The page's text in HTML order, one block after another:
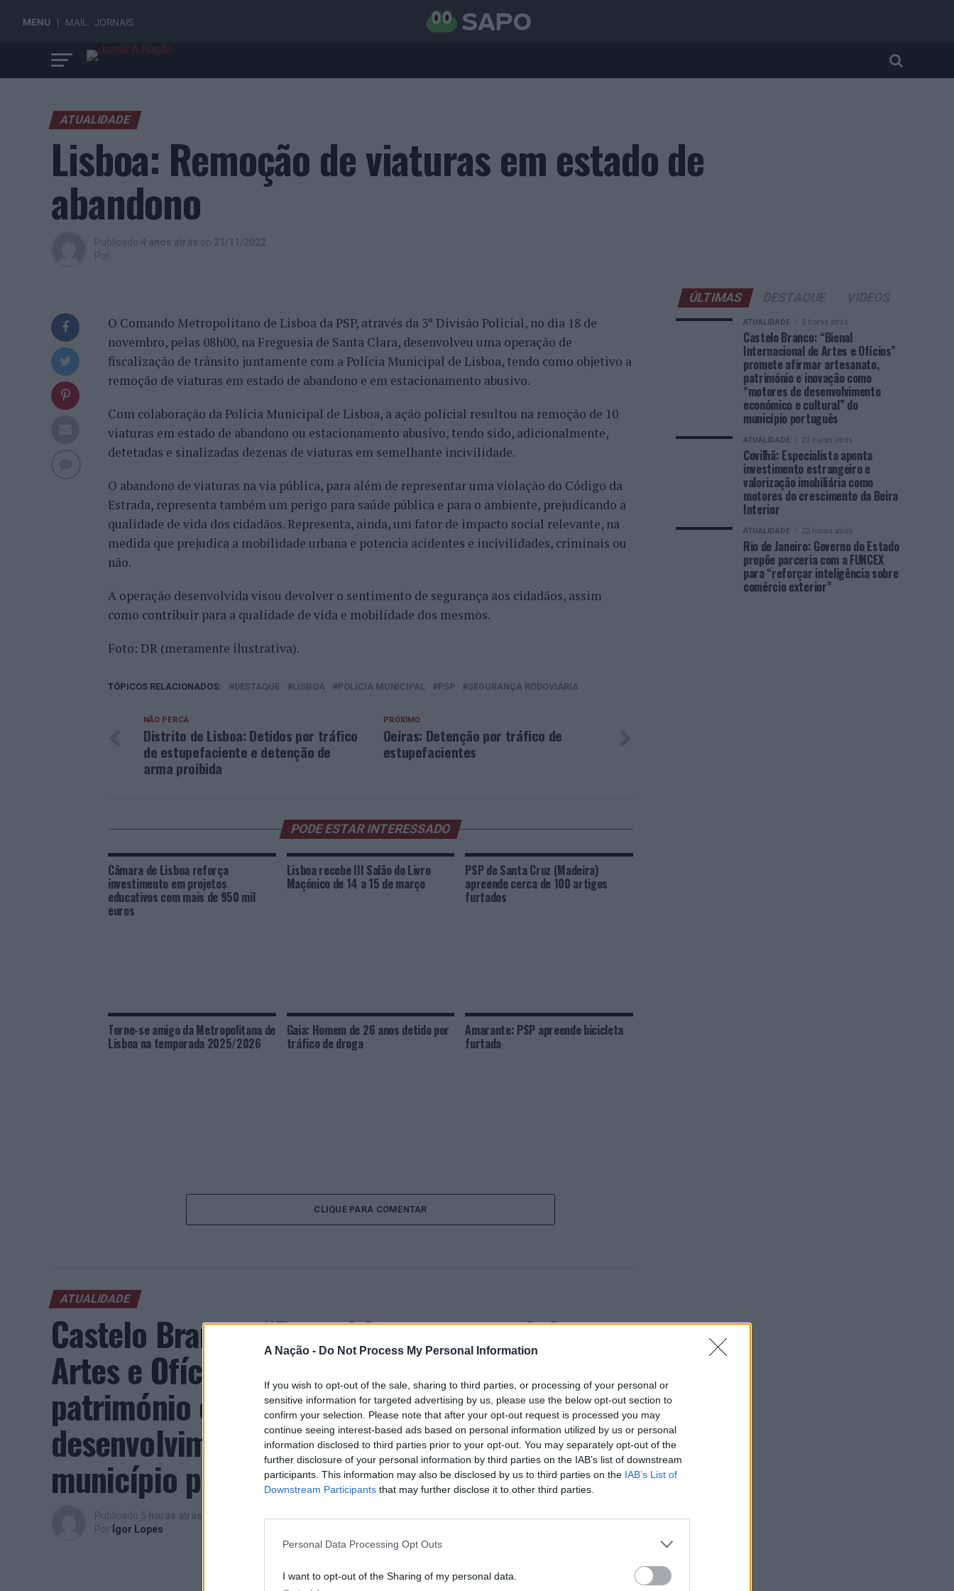
A Nação - Do Not Process My Personal Information
If you wish to opt-out of the sale, sharing to third parties, or processing of your personal or
sensitive information for targeted advertising by us, please use the below opt-out section to
confirm your selection. Please note that after your opt-out request is processed you may
continue seeing interest-based ads based on personal information utilized by us or personal
information disclosed to third parties prior to your opt-out. You may separately opt-out of the
further disclosure of your personal information by third parties on the IAB’s list of downstream
participants. This information may also be disclosed by us to third parties on the IAB’s List of
Downstream Participants that may further disclose it to other third parties.
Personal Data Processing Opt Outs
I want to opt-out of the Sharing of my personal data.
MENU MAIL JORNAIS
ATUALIDADE
Lisboa: Remoção de viaturas em estado de
abandono
Publicado 4 anos atrás on 21/11/2022
Por
O Comando Metropolitano de Lisboa da PSP, através da 3ª Divisão Policial, no dia 18 de
novembro, pelas 08h00, na Freguesia de Santa Clara, desenvolveu uma operação de
fiscalização de trânsito juntamente com a Polícia Municipal de Lisboa, tendo como objetivo a
remoção de viaturas em estado de abandono e em estacionamento abusivo.
Com colaboração da Polícia Municipal de Lisboa, a ação policial resultou na remoção de 10
viaturas em estado de abandono ou estacionamento abusivo, tendo sido, adicionalmente,
detetadas e sinalizadas dezenas de viaturas em semelhante incivilidade.
O abandono de viaturas na via pública, para além de representar uma violação do Código da
Estrada, representa também um perigo para saúde pública e para o ambiente, prejudicando a
qualidade de vida dos cidadãos. Representa, ainda, um fator de impacto social relevante, na
medida que prejudica a mobilidade urbana e potencia acidentes e incivilidades, criminais ou
não.
A operação desenvolvida visou devolver o sentimento de segurança aos cidadãos, assim
como contribuir para a qualidade de vida e mobilidade dos mesmos.
Foto: DR (meramente ilustrativa).
TÓPICOS RELACIONADOS: DESTAQUE LISBOA POLÍCIA MUNICIPAL PSP SEGURANÇA RODOVIÁRIA
PRÓXIMO
Oeiras: Detenção por tráfico de
estupefacientes
NÃO PERCA
Distrito de Lisboa: Detidos por tráfico
de estupefaciente e detenção de
arma proibida
PODE ESTAR INTERESSADO
Câmara de Lisboa reforça
investimento em projetos
educativos com mais de 950 mil
euros
Lisboa recebe III Salão do Livro
Maçónico de 14 a 15 de março
PSP de Santa Cruz (Madeira)
apreende cerca de 100 artigos
furtados
Torne-se amigo da Metropolitana de
Lisboa na temporada 2025/2026
Gaia: Homem de 26 anos detido por
tráfico de droga
Amarante: PSP apreende bicicleta
furtada
CLIQUE PARA COMENTAR
ATUALIDADE
Castelo Branco: “Bienal Internacional de
Artes e Ofícios” promete afirmar artesanato,
património e inovação como “motores de
desenvolvimento económico e cultural” do
município português
Publicado 5 horas atrás
Por Ígor Lopes
ÚLTIMAS
ATUALIDADE 5 horas atrás
Castelo Branco: “Bienal
Internacional de Artes e Ofícios”
promete afirmar artesanato,
património e inovação como
“motores de desenvolvimento
económico e cultural” do
município português
ATUALIDADE 22 horas atrás
Covilhã: Especialista aponta
investimento estrangeiro e
valorização imobiliária como
motores do crescimento da Beira
Interior
ATUALIDADE 22 horas atrás
Rio de Janeiro: Governo do Estado
propõe parceria com a FUNCEX
para “reforçar inteligência sobre
comércio exterior”